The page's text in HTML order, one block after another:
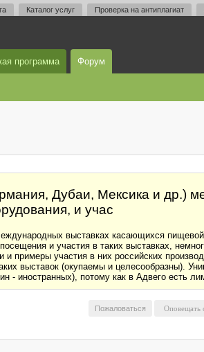
Каталог услуг Проверка на антиплагиат
программа Форум
Дубаи, Мексика и др.)
и учас
выставках касающихся
и участия в таких выставках,
участия в них российских
выставок (окупаемы и целесообразны).
- иностранных), потому как в Адвего есть
Пожаловаться